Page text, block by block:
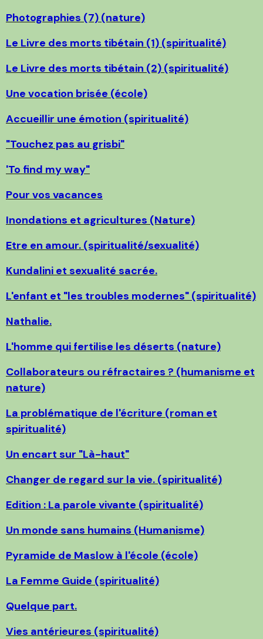
Photographies (7) (nature)
Le Livre des morts tibétain (1) (spiritualité)
Le Livre des morts tibétain (2) (spiritualité)
Une vocation brisée (école)
Accueillir une émotion (spiritualité)
"Touchez pas au grisbi"
'To find my way"
Pour vos vacances
Inondations et agricultures (Nature)
Etre en amour. (spiritualité/sexualité)
Kundalini et sexualité sacrée.
L'enfant et "les troubles modernes" (spiritualité)
Nathalie.
L'homme qui fertilise les déserts (nature)
Collaborateurs ou réfractaires ? (humanisme et
nature)
La problématique de l'écriture (roman et
spiritualité)
Un encart sur "Là-haut"
Changer de regard sur la vie. (spiritualité)
Edition : La parole vivante (spiritualité)
Un monde sans humains (Humanisme)
Pyramide de Maslow à l'école (école)
La Femme Guide (spiritualité)
Quelque part.
Vies antérieures (spiritualité)